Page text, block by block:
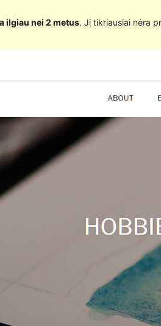
ilgiau nei 2 metus. Ji tikriausiai nėra